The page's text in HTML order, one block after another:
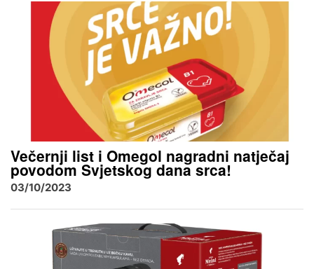
Večernji list i Omegol nagradni natječaj
povodom Svjetskog dana srca!
03/10/2023